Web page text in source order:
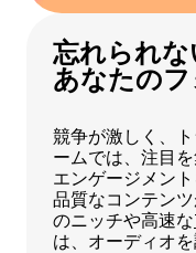
忘れられ
あなたの
競争が激しく、
ームでは、注目
エンゲージメン
品質なコンテン
のニッチや高速な
は、オーディオ